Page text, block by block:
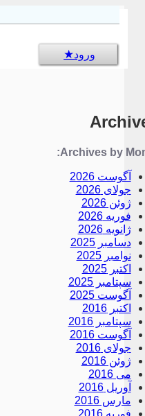
ورود
Archives by
آگوست 2026
جولای 2026
ژوئن 2026
فوریه 2026
ژانویه 2026
دسامبر 2025
نوامبر 2025
اکتبر 2025
سپتامبر 2025
آگوست 2025
اکتبر 2016
سپتامبر 2016
آگوست 2016
جولای 2016
ژوئن 2016
می 2016
آوریل 2016
مارس 2016
فوریه 2016